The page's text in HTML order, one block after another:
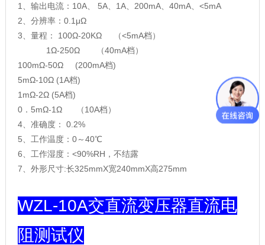
1、输出电流：10A、 5A、1A、200mA、40mA、<5mA
2、分辨率：0.1μΩ
3、量程： 100Ω-20KΩ （<5mA档）
1Ω-250Ω （40mA档）
100mΩ-50Ω (200mA档)
5mΩ-10Ω (1A档)
1mΩ-2Ω (5A档)
0．5mΩ-1Ω （10A档）
4、准确度： 0.2%
5、工作温度：0～40℃
6、工作湿度：<90%RH，不结露
7、外形尺寸:长325mmX宽240mmX高275mm
WZL-10A交直流变压器直流电
阻测试仪